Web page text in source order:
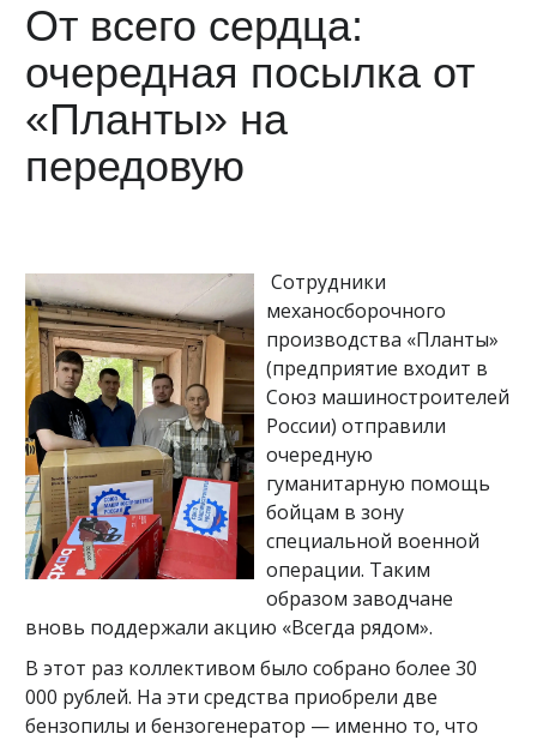
От всего сердца:
очередная посылка от
«Планты» на
передовую
Сотрудники
механосборочного
производства «Планты»
(предприятие входит в
Союз машиностроителей
России) отправили
очередную
гуманитарную помощь
бойцам в зону
специальной военной
операции. Таким
образом заводчане
вновь поддержали акцию «Всегда рядом».
В этот раз коллективом было собрано более 30
000 рублей. На эти средства приобрели две
бензопилы и бензогенератор — именно то, что